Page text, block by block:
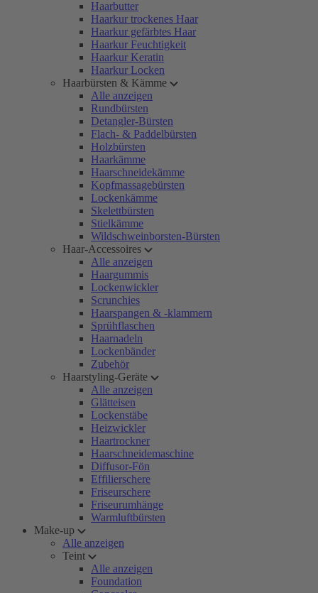
Haarbutter
Haarkur trockenes Haar
Haarkur gefärbtes Haar
Haarkur Feuchtigkeit
Haarkur Keratin
Haarkur Locken
Haarbürsten & Kämme
Alle anzeigen
Rundbürsten
Detangler-Bürsten
Flach- & Paddelbürsten
Holzbürsten
Haarkämme
Haarschneidekämme
Kopfmassagebürsten
Lockenkämme
Skelettbürsten
Stielkämme
Wildschweinborsten-Bürsten
Haar-Accessoires
Alle anzeigen
Haargummis
Lockenwickler
Scrunchies
Haarspangen & -klammern
Sprühflaschen
Haarnadeln
Lockenbänder
Zubehör
Haarstyling-Geräte
Alle anzeigen
Glätteisen
Lockenstäbe
Heizwickler
Haartrockner
Haarschneidemaschine
Diffusor-Fön
Effilierschere
Friseurschere
Friseurumhänge
Warmluftbürsten
Make-up
Alle anzeigen
Teint
Alle anzeigen
Foundation